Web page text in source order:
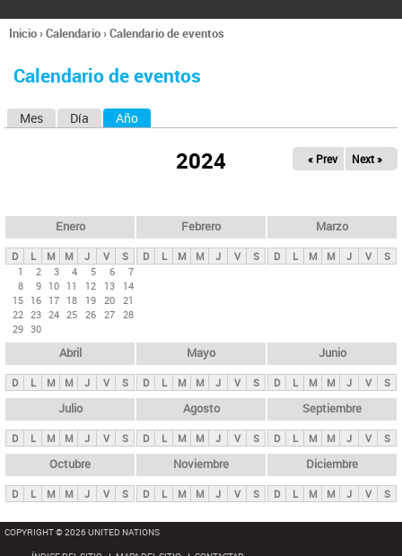
l
d
Se
usted
Inicio›Calendario›Calendario de eventos
Calendario de eventos
s
p
n
i
p
a
l
s
Mes Día Año
2024 « Prev Next »
Enero
D L M M J V
S
1
2 3 4 5 6
7
8
9 10 11 12 13
14
15 16 17 18 19 20 21
22 23 24 25 26 27 28
29 30
Febrero
D L M M J V S
Marzo
D L M M J V S
Abril
D L M M J V S
Mayo
D L M M J V S
Junio
D L M M J V S
Julio
D L M M J V S
Agosto
D L M M J V S
Septiembre
D L M M J V S
Octubre
D L M M J V S
Noviembre
D L M M J V S
Diciembre
D L M M J V S
COPYRIGHT © 2026 UNITED NATIONS